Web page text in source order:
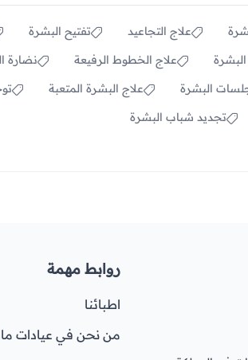
علاج التجاعيد تفتيح البشرة
علاج الخطوط الرفيعة
نضارة
البشرة علاج البشرة المتعبة
تجديد شباب البشرة
روابط مهمة
اطبائنا
من نحن في عيادات